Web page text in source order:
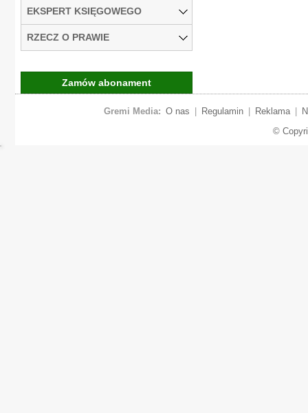
EKSPERT KSIĘGOWEGO
RZECZ O PRAWIE
Zamów abonament
Gremi Media: O nas Regulamin Reklama
©